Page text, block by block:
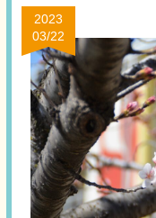
2023
03/22